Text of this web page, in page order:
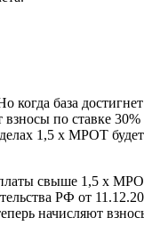
база
по ставке
1,5 х МРОТ
свыше 1,5 х
РФ от
начисляют